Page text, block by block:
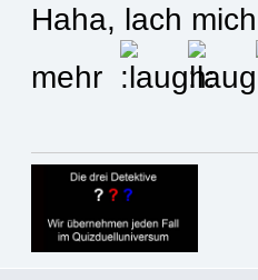
Haha, lach
mehr